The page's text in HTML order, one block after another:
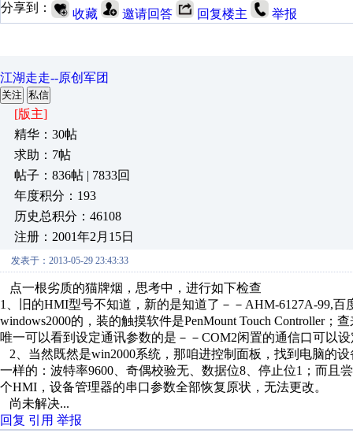
分享到： 收藏 邀请回答 回复楼主 举报
江湖走走--原创军团
关注 私信
[版主]
精华：30帖
求助：7帖
帖子：836帖 | 7833回
年度积分：193
历史总积分：46108
注册：2001年2月15日
发表于：2013-05-29 23:43:33
点一根劣质的猫牌烟，思考中，进行如下检查
1、旧的HMI型号不知道，新的是知道了－－AHM-6127A-99,
windows2000的，装的触摸软件是PenMount Touch Controller
唯一可以看到设定通讯参数的是－－COM2闲置的通信口可以
2、当然既然是win2000系统，那咱进控制面板，找到电脑的
一样的：波特率9600、奇偶校验无、数据位8、停止位1；而且
个HMI，设备管理器的串口参数全部恢复原状，无法更改。
尚未解决...
回复 引用 举报